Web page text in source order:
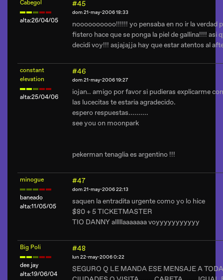
Cabegol
alta:26/04/05
#45
dom 21-may-2006 18:33
noooooooooo!!!!!! yo pensaba en no ir la verdad
fistero hace que se ponga la piel de gallina!!!! asi
decidi voy!!! asjajajja hay que estar atentos al
constant
elevation
alta:25/04/06
#46
dom 21-may-2006 19:27
iojan.. amigo por favor si pudieras explicarme
las lucecitas te estaria agradecido.
espero respuestas..........
see you on moonpark
pekerman tenaglia es argentino !!!
minogue
baneado
alta:11/05/05
#47
dom 21-may-2006 22:13
saquen la entradita urgente como yo lo hice
$80 + 5 TICKETMASTER
TIO DANNY alllllaaaaaaa voyyyyyyyyyyy
Big Poli
dee jay
alta:19/06/04
#48
lun 22-may-2006 0:22
SEGURO Q LE MANDA ESE MENSAJE A